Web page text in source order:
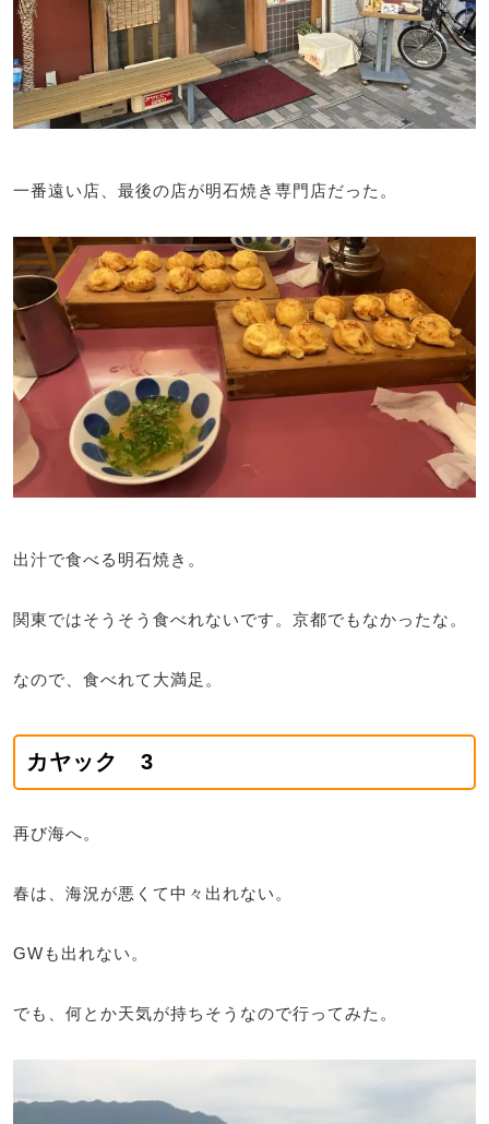
一番遠い店、最後の店が明石焼き専門店だった。
出汁で食べる明石焼き。
関東ではそうそう食べれないです。京都でもなかったな。
なので、食べれて大満足。
カヤック 3
再び海へ。
春は、海況が悪くて中々出れない。
GWも出れない。
でも、何とか天気が持ちそうなので行ってみた。